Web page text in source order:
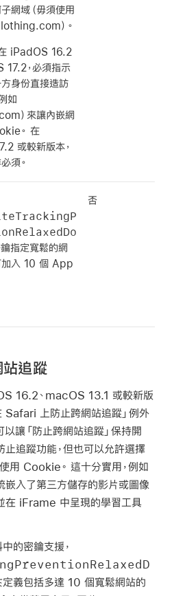
網域（毋須使用
）。
iPadOS 16.2
17.2 ，必須指示
身份直接造訪
如
）來讓內嵌網
。 在
或較新版本，
須。
指定寬鬆的網
加入 10 個 App
否
追蹤
16.2 、 macOS 13.1 或較新版
Safari 上防止跨網站追蹤」例外
以讓「防止跨網站追蹤」保持開
止追蹤功能，但也可以允許選擇
用 Cookie。 這十分實用，例如
嵌入了第三方儲存的影片或圖像
在 iFrame 中呈現的學習工具
的密鑰支援，
定義包括多達 10 個寬鬆網站的